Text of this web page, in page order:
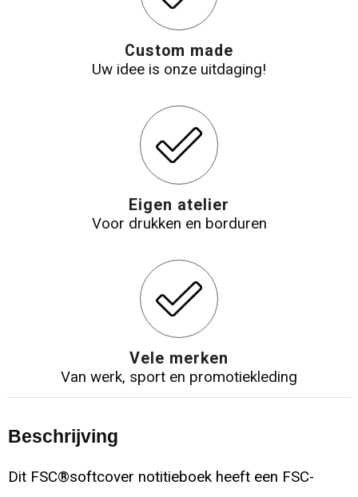
Custom made
Uw idee is onze uitdaging!
Eigen atelier
Voor drukken en borduren
Vele merken
Van werk, sport en promotiekleding
Beschrijving
Dit FSC®softcover notitieboek heeft een FSC-